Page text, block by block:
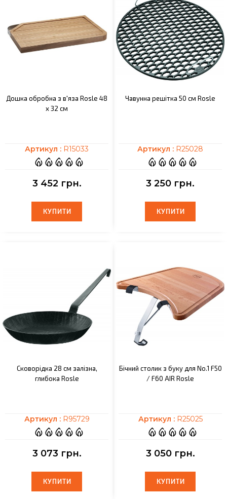
Дошка обробна з в'яза Rosle 48
х 32 см
Артикул : R15033
3 452 грн.
КУПИТИ
КУПИТИ
Чавунна решітка 50 см Rosle
Артикул : R25028
3 250 грн.
КУПИТИ
КУПИТИ
Сковорідка 28 см залізна,
глибока Rosle
Артикул : R95729
3 073 грн.
КУПИТИ
КУПИТИ
Бічний столик з буку для No.1 F50
/ F60 AIR Rosle
Артикул : R25025
3 050 грн.
КУПИТИ
КУПИТИ